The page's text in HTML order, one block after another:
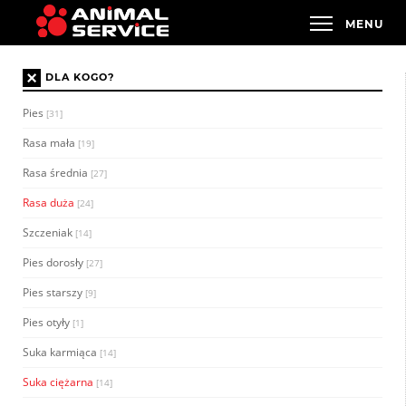
× DLA KOGO?
Pies [31]
Rasa mała [19]
Rasa średnia [27]
Rasa duża [24]
Szczeniak [14]
Pies dorosły [27]
Pies starszy [9]
Pies otyły [1]
Suka karmiąca [14]
Suka ciężarna [14]